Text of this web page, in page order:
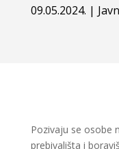
09.05.2024. |
Pozivaju se osobe
prebivališta i